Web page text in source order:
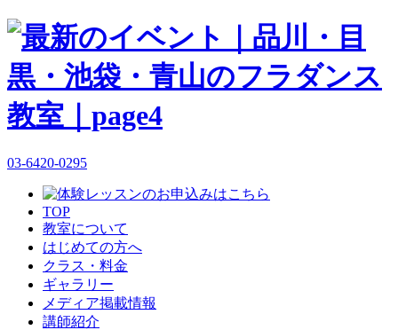
03-6420-0295
TOP
教室について
はじめての方へ
クラス・料金
ギャラリー
メディア掲載情報
講師紹介